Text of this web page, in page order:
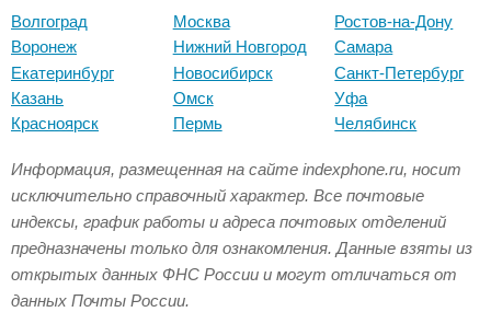
Волгоград
Воронеж
Екатеринбург
Казань
Красноярск
Москва
Нижний Новгород
Новосибирск
Омск
Пермь
Ростов-на-Дону
Самара
Санкт-Петербург
Уфа
Челябинск
Информация, размещенная на сайте indexphone.ru, носит
исключительно справочный характер. Все почтовые
индексы, график работы и адреса почтовых отделений
предназначены только для ознакомления. Данные взяты из
открытых данных ФНС России и могут отличаться от
данных Почты России.